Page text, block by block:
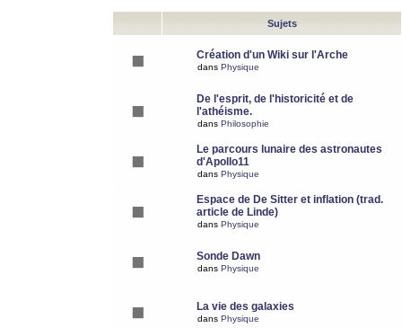
Sujets
Création d'un Wiki sur l'Arche
dans Physique
De l'esprit, de l'historicité et de
l'athéisme.
dans Philosophie
Le parcours lunaire des astronautes
d'Apollo11
dans Physique
Espace de De Sitter et inflation (trad.
article de Linde)
dans Physique
Sonde Dawn
dans Physique
La vie des galaxies
dans Physique